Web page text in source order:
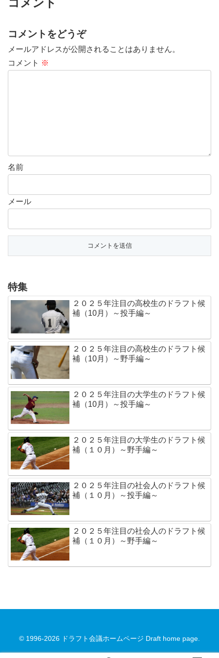
コメントをどうぞ
メールアドレスが公開されることはありません。
コメント ※
名前
メール
特集
２０２５年注目の高校生のドラフト候
補（10月）～投手編～
２０２５年注目の高校生のドラフト候
補（10月）～野手編～
２０２５年注目の大学生のドラフト候
補（10月）～投手編～
２０２５年注目の大学生のドラフト候
補（１０月）～野手編～
２０２５年注目の社会人のドラフト候
補（１０月）～投手編～
２０２５年注目の社会人のドラフト候
補（１０月）～野手編～
© 1996-2026 ドラフト会議ホームページ Draft home page.